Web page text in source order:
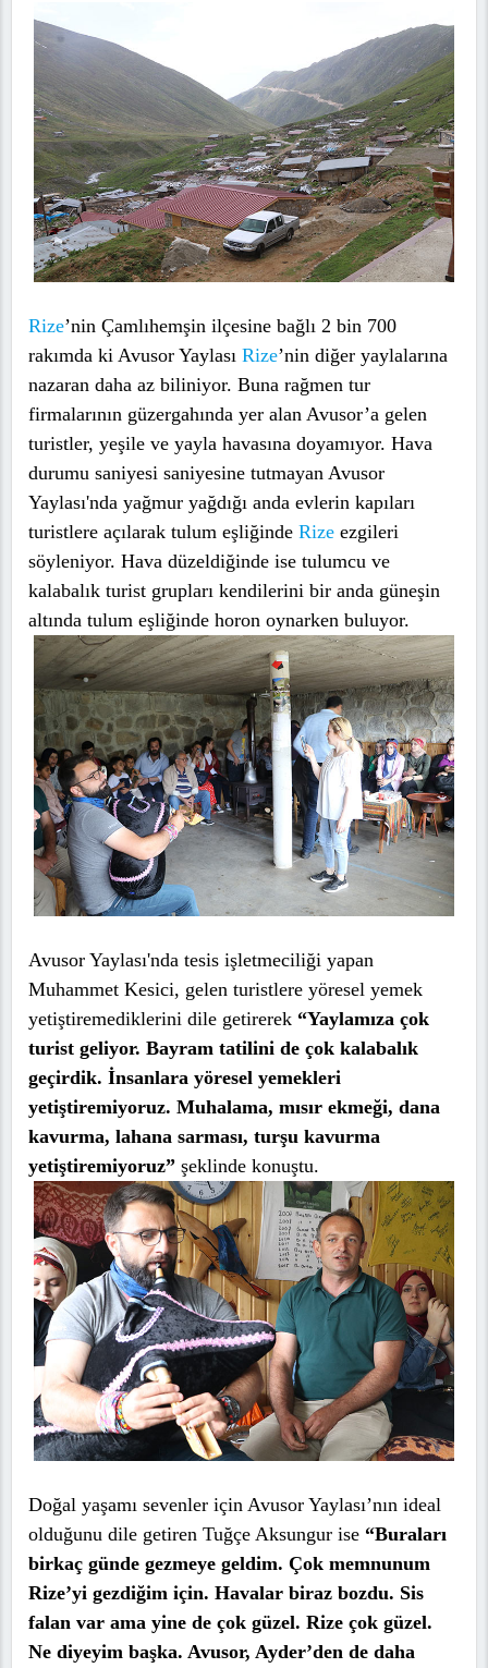
Rize’nin Çamlıhemşin ilçesine bağlı 2 bin 700
rakımda ki Avusor Yaylası Rize’nin diğer yaylalarına
nazaran daha az biliniyor. Buna rağmen tur
firmalarının güzergahında yer alan Avusor’a gelen
turistler, yeşile ve yayla havasına doyamıyor. Hava
durumu saniyesi saniyesine tutmayan Avusor
Yaylası'nda yağmur yağdığı anda evlerin kapıları
turistlere açılarak tulum eşliğinde Rize ezgileri
söyleniyor. Hava düzeldiğinde ise tulumcu ve
kalabalık turist grupları kendilerini bir anda güneşin
altında tulum eşliğinde horon oynarken buluyor.
Avusor Yaylası'nda tesis işletmeciliği yapan
Muhammet Kesici, gelen turistlere yöresel yemek
yetiştiremediklerini dile getirerek “Yaylamıza çok
turist geliyor. Bayram tatilini de çok kalabalık
geçirdik. İnsanlara yöresel yemekleri
yetiştiremiyoruz. Muhalama, mısır ekmeği, dana
kavurma, lahana sarması, turşu kavurma
yetiştiremiyoruz” şeklinde konuştu.
Doğal yaşamı sevenler için Avusor Yaylası’nın ideal
olduğunu dile getiren Tuğçe Aksungur ise “Buraları
birkaç günde gezmeye geldim. Çok memnunum
Rize’yi gezdiğim için. Havalar biraz bozdu. Sis
falan var ama yine de çok güzel. Rize çok güzel.
Ne diyeyim başka. Avusor, Ayder’den de daha